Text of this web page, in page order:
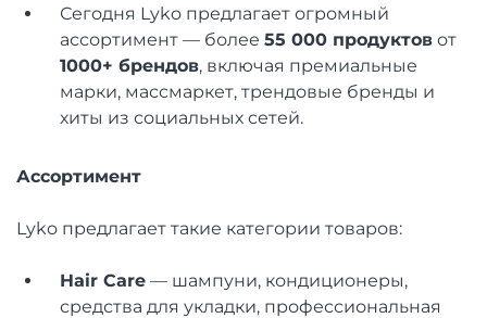
Сегодня Lyko предлагает огромный
ассортимент — более 55 000 продуктов от
1000+ брендов, включая премиальные
марки, массмаркет, трендовые бренды и
хиты из социальных сетей.
Ассортимент
Lyko предлагает такие категории товаров:
Hair Care — шампуни, кондиционеры,
средства для укладки, профессиональная